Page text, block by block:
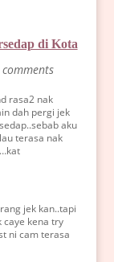
di Kota
rasa2 nak
dah pergi jek
aku
terasa nak
jek kan..tapi
caye kena try
ni cam terasa